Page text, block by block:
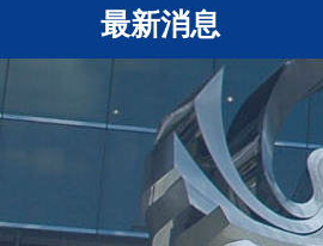
最新消息